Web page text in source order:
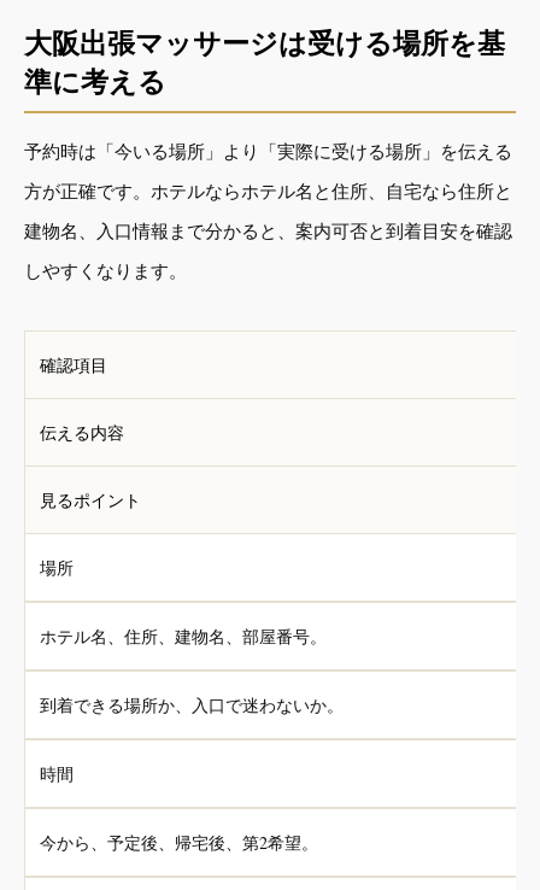
大阪出張マッサージは受ける場所を基
準に考える
予約時は「今いる場所」より「実際に受ける場所」を伝える
方が正確です。ホテルならホテル名と住所、自宅なら住所と
建物名、入口情報まで分かると、案内可否と到着目安を確認
しやすくなります。
確認項目
伝える内容
見るポイント
場所
ホテル名、住所、建物名、部屋番号。
到着できる場所か、入口で迷わないか。
時間
今から、予定後、帰宅後、第2希望。